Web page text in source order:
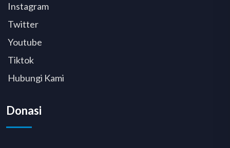
Instagram
Twitter
Youtube
Tiktok
Hubungi Kami
Donasi